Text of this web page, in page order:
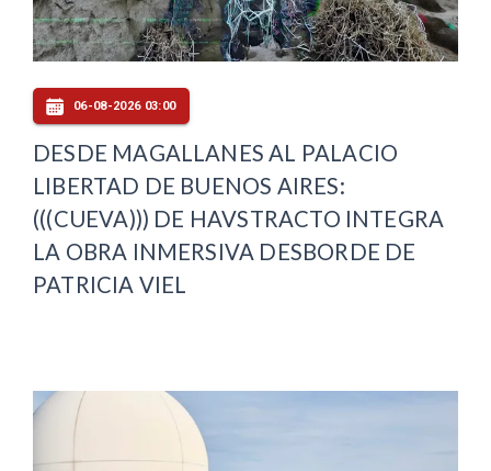
06-08-2026 03:00
DESDE MAGALLANES AL PALACIO
LIBERTAD DE BUENOS AIRES:
(((CUEVA))) DE HAVSTRACTO INTEGRA
LA OBRA INMERSIVA DESBORDE DE
PATRICIA VIEL